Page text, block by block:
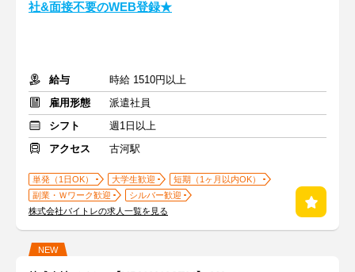
社&面接不要のWEB登録★
給与
時給 1510円以上
雇用形態
派遣社員
シフト
週1日以上
アクセス
古河駅
単発（1日OK） 大学生歓迎
短期（1ヶ月以内OK）
副業・Ｗワーク歓迎
シルバー歓迎
株式会社バイトレの求人一覧を見る
NEW